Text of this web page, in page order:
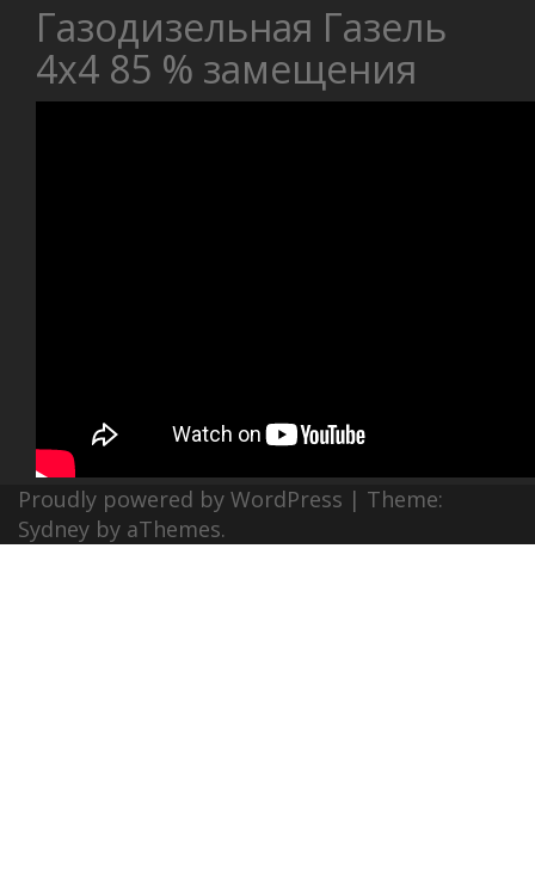
Газодизельная Газель
4х4 85 % замещения
Proudly powered by WordPress | Theme:
Sydney by aThemes.